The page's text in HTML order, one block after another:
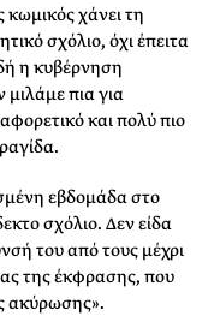
κωμικός χάνει τη
σχόλιο, όχι έπειτα
η κυβέρνηση
μιλάμε πια για
και πολύ πιο
εβδομάδα στο
σχόλιο. Δεν είδα
του από τους μέχρι
της έκφρασης, που
ακύρωσης».